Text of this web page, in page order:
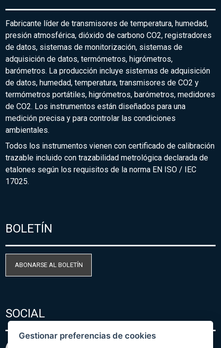
Fabricante líder de transmisores de temperatura, humedad,
presión atmosférica, dióxido de carbono CO2, registradores
de datos, sistemas de monitorización, sistemas de
adquisición de datos, termómetros, higrómetros,
barómetros. La producción incluye sistemas de adquisición
de datos, humedad, temperatura, transmisores de CO2 y
termómetros portátiles, higrómetros, barómetros, medidores
de CO2. Los instrumentos están diseñados para una
medición precisa y para controlar las condiciones
ambientales.
Todos los instrumentos vienen con certificado de calibración
trazable incluido con trazabilidad metrológica declarada de
etalones según los requisitos de la norma EN ISO / IEC
17025.
BOLETÍN
ABONARSE AL BOLETÍN
SOCIAL
Gestionar preferencias de cookies